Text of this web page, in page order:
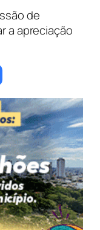
de
a apreciação